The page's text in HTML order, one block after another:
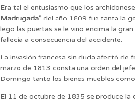
Era tal el entusiasmo que los
Madrugada” del año 1809 fue tanta la
lego las puertas se le vino encima la
fallecía a consecuencia del accidente.
La invasión francesa sin duda afectó de
marzo de 1813 consta una orden del
Domingo tanto los bienes muebles
El 11 de octubre de 1835 se produce la